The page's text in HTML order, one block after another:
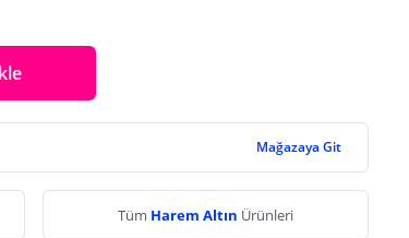
Mağazaya Git
Tüm Harem Altın Ürünleri